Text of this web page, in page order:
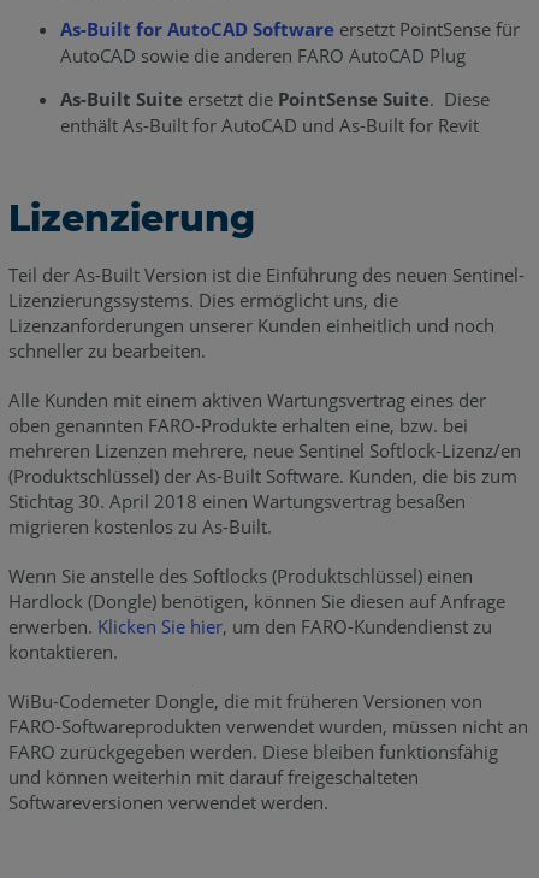
As-Built for AutoCAD Software ersetzt PointSense für
AutoCAD sowie die anderen FARO AutoCAD Plug
As-Built Suite ersetzt die PointSense Suite. Diese
enthält As-Built for AutoCAD und As-Built for Revit
Lizenzierung
Teil der As-Built Version ist die Einführung des neuen Sentinel-
Lizenzierungssystems. Dies ermöglicht uns, die
Lizenzanforderungen unserer Kunden einheitlich und noch
schneller zu bearbeiten.
Alle Kunden mit einem aktiven Wartungsvertrag eines der
oben genannten FARO-Produkte erhalten eine, bzw. bei
mehreren Lizenzen mehrere, neue Sentinel Softlock-Lizenz/en
(Produktschlüssel) der As-Built Software. Kunden, die bis zum
Stichtag 30. April 2018 einen Wartungsvertrag besaßen
migrieren kostenlos zu As-Built.
Wenn Sie anstelle des Softlocks (Produktschlüssel) einen
Hardlock (Dongle) benötigen, können Sie diesen auf Anfrage
erwerben. Klicken Sie hier, um den FARO-Kundendienst zu
kontaktieren.
WiBu-Codemeter Dongle, die mit früheren Versionen von
FARO-Softwareprodukten verwendet wurden, müssen nicht an
FARO zurückgegeben werden. Diese bleiben funktionsfähig
und können weiterhin mit darauf freigeschalteten
Softwareversionen verwendet werden.